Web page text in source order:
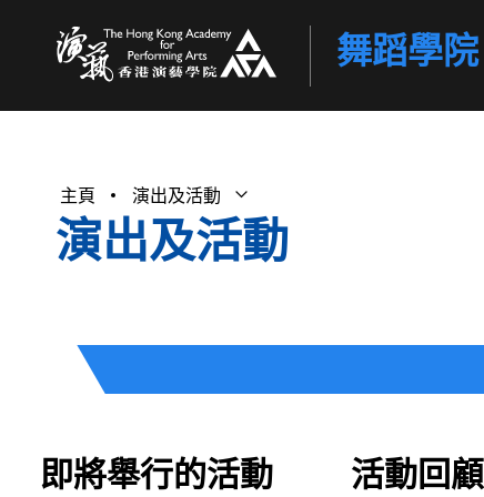
舞蹈學院
主頁 演出及活動 打開子選單
關閉子選單
演出及活動
即將舉行的活動 活動回顧